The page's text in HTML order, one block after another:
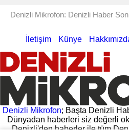
Denizli Mikrofon: Denizli Haber
İletişim Künye
Denizli Mikrofon; Başta Denizli
Dünyadan haberleri siz değerli